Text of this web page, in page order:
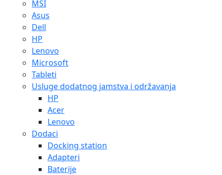
MSI
Asus
Dell
HP
Lenovo
Microsoft
Tableti
Usluge dodatnog jamstva i održavanja
HP
Acer
Lenovo
Dodaci
Docking station
Adapteri
Baterije